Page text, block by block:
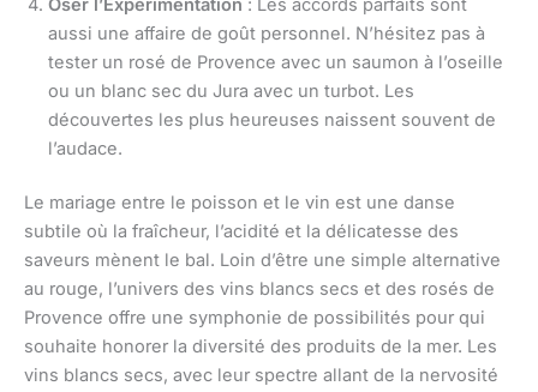
aussi une affaire de goût personnel. N’hésitez pas à
tester un rosé de Provence avec un saumon à l’oseille
ou un blanc sec du Jura avec un turbot. Les
découvertes les plus heureuses naissent souvent de
l’audace.
Le mariage entre le poisson et le vin est une danse
subtile où la fraîcheur, l’acidité et la délicatesse des
saveurs mènent le bal. Loin d’être une simple alternative
au rouge, l’univers des vins blancs secs et des rosés de
Provence offre une symphonie de possibilités pour qui
souhaite honorer la diversité des produits de la mer. Les
vins blancs secs, avec leur spectre allant de la nervosité